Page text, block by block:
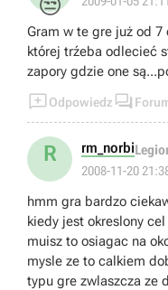
😒
Gram w te gre już od
której trźeba odlecieć
zapory gdzie one
Odpowiedz 
R rm_norbi
2008-11-20
hmm gra bardzo
kiedy jest okreslony
muisz to osiagac na
mysle ze to calkiem
typu gre zwlaszcza ze